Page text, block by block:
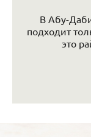
В Абу-
подходит
это